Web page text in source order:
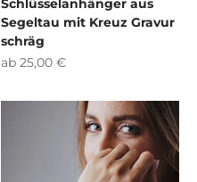
Schlüsselanhänger aus
Segeltau mit Kreuz Gravur
schräg
Angebot
ab 25,00 €